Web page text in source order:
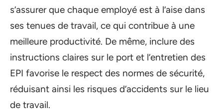
s’assurer que chaque employé est à l’aise dans
ses tenues de travail, ce qui contribue à une
meilleure productivité. De même, inclure des
instructions claires sur le port et l’entretien des
EPI favorise le respect des normes de sécurité,
réduisant ainsi les risques d’accidents sur le lieu
de travail.